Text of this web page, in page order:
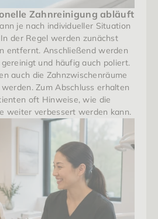
Zahnreinigung abläuft
je nach individueller Situation
der Regel werden zunächst
entfernt. Anschließend werden
und häufig auch poliert.
auch die Zahnzwischenräume
Zum Abschluss erhalten
oft Hinweise, wie die
weiter verbessert werden kann.